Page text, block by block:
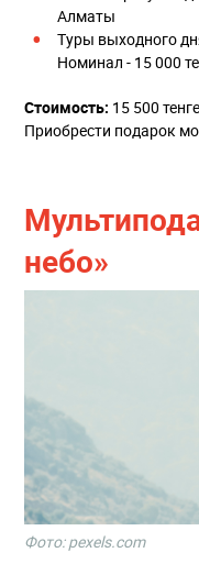
Алматы
Туры выходного
Номинал - 15 000
Стоимость: 15 500 тенге
Приобрести подарок
небо»
Фото: pexels.com